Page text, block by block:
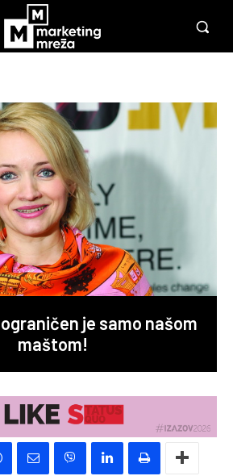
je samo našom
maštom!